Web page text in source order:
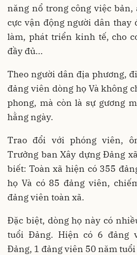
năng nổ trong công việc bản,
cực vận động người dân thay
làm, phát triển kinh tế, cho
đầy đủ...
Theo người dân địa phương,
đảng viên dòng họ Và không
phong, mà còn là sự gương
hằng ngày.
Trao đổi với phóng viên,
Trưởng ban Xây dựng Đảng
biết: Toàn xã hiện có 355
họ Và có 85 đảng viên,
đảng viên toàn xã.
Đặc biệt, dòng họ này có
tuổi Đảng. Hiện có 6 đảng
Đảng, 1 đảng viên 50 năm